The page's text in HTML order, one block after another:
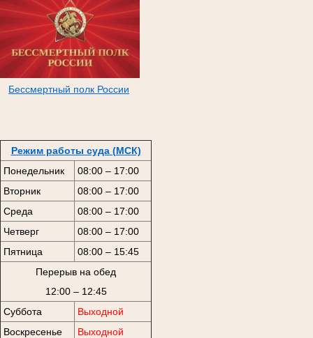
Бессмертный полк России
Режим работы суда (МСК)
Понедельник
08:00 – 17:00
Вторник
08:00 – 17:00
Среда
08:00 – 17:00
Четверг
08:00 – 17:00
Пятница
08:00 – 15:45
Перерыв на обед
12:00 – 12:45
Суббота
Выходной
Воскресенье
Выходной